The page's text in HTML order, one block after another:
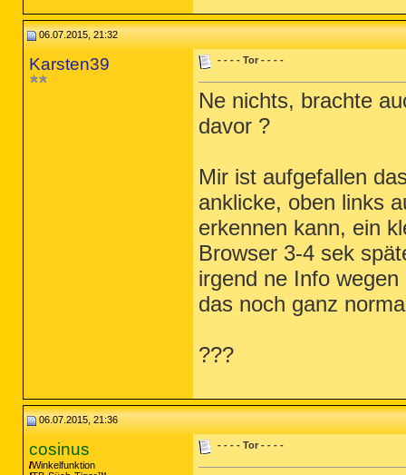
06.07.2015, 21:32
Karsten39 - - - - Tor - - - -
Ne nichts, brachte
davor ?
Mir ist aufgefallen
anklicke, oben links
erkennen kann, ein
Browser 3-4 sek
irgend ne Info
das noch ganz
???
06.07.2015, 21:36
cosinus
Winkelfunktion
- - - - Tor - - - -